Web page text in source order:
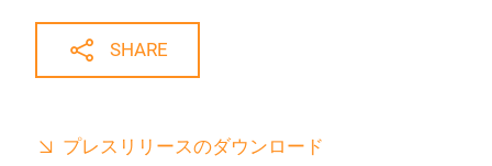
SHARE
プレスリリースのダウンロード